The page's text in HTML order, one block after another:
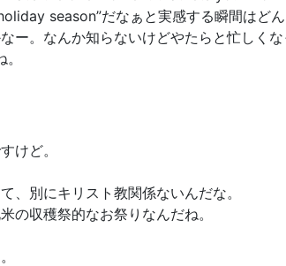
season”だなぁと実感する瞬間はど
ー。なんか知らないけどやたらと忙しく
けど。
、別にキリスト教関係ないんだな。
の収穫祭的なお祭りなんだね。